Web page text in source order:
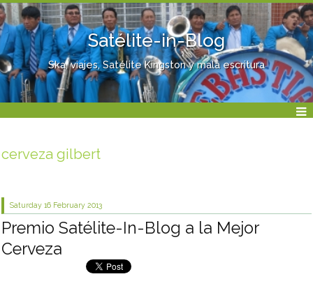
Satélite-in-Blog
Ska, viajes, Satélite Kingston y mala escritura
cerveza gilbert
Saturday 16 February 2013
Premio Satélite-In-Blog a la Mejor
Cerveza